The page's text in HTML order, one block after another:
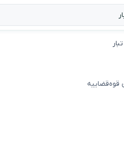
قوه‌قضاییه